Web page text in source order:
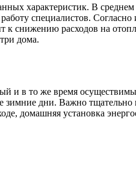
характеристик. В
специалистов.
к снижению расходов на
дома.
и в то же время
дни. Важно
домашняя установка